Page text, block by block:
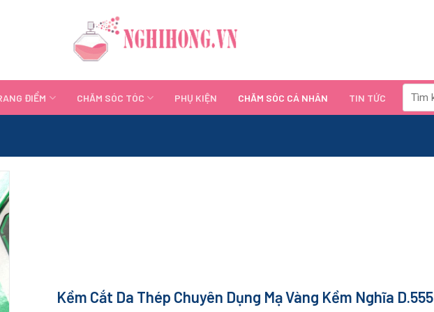
ĐIỂM CHĂM SÓC TÓC PHỤ KIỆN CHĂM SÓC CÁ NHÂN TIN TỨC
Kềm Cắt Da Thép Chuyên Dụng Mạ Vàng Kềm Nghĩa D.555